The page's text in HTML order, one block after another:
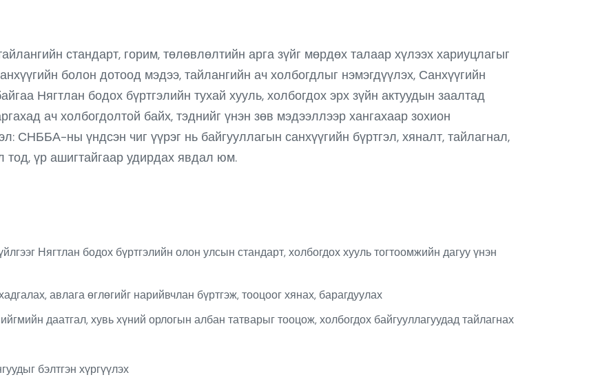
стандарт, горим, төлөвлөлтийн арга зүйг мөрдөх талаар хүлээх хариуцлагыг
болон дотоод мэдээ, тайлангийн ач холбогдлыг нэмэгдүүлэх, Санхүүгийн
Нягтлан бодох бүртгэлийн тухай хууль, холбогдох эрх зүйн актуудын заалтад
ач холбогдолтой байх, тэднийг үнэн зөв мэдээллээр хангахаар зохион
СНББА-ны үндсэн чиг үүрэг нь байгууллагын санхүүгийн бүртгэл, хяналт, тайлагнал,
тод, үр ашигтайгаар удирдах явдал юм.
Нягтлан бодох бүртгэлийн олон улсын стандарт, холбогдох хууль тогтоомжийн дагуу үнэн
авлага өглөгийг нарийвчлан бүртгэж, тооцоог хянах, барагдуулах
даатгал, хувь хүний орлогын албан татварыг тооцож, холбогдох байгууллагуудад тайлагнах
бэлтгэн хүргүүлэх